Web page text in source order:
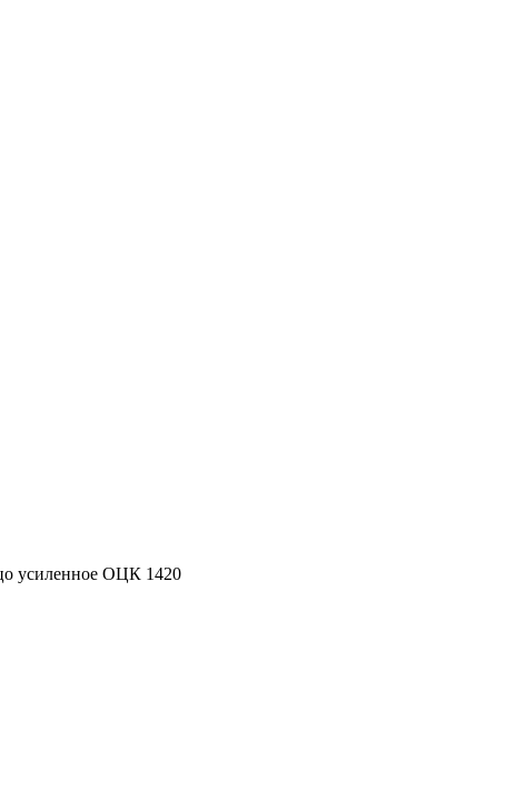
усиленное ОЦК 1420